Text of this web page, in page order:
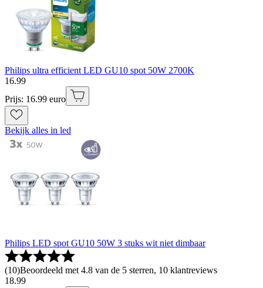
Philips ultra efficient LED GU10 spot 50W 2700K
16.99
Prijs: 16.99 euro
Bekijk alles in led
Philips LED spot GU10 50W 3 stuks wit niet dimbaar
(10)Beoordeeld met 4.8 van de 5 sterren, 10 klantreviews
18.99